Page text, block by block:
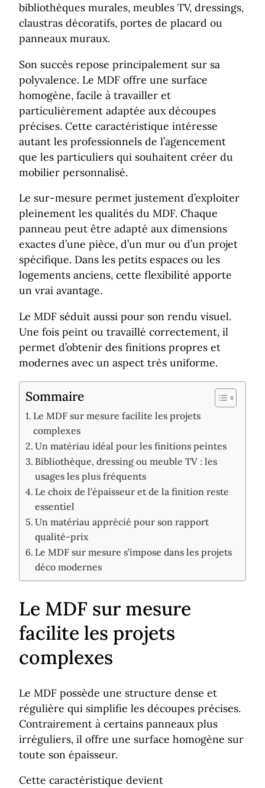
bibliothèques murales, meubles TV, dressings,
claustras décoratifs, portes de placard ou
panneaux muraux.
Son succès repose principalement sur sa
polyvalence. Le MDF offre une surface
homogène, facile à travailler et
particulièrement adaptée aux découpes
précises. Cette caractéristique intéresse
autant les professionnels de l’agencement
que les particuliers qui souhaitent créer du
mobilier personnalisé.
Le sur-mesure permet justement d’exploiter
pleinement les qualités du MDF. Chaque
panneau peut être adapté aux dimensions
exactes d’une pièce, d’un mur ou d’un projet
spécifique. Dans les petits espaces ou les
logements anciens, cette flexibilité apporte
un vrai avantage.
Le MDF séduit aussi pour son rendu visuel.
Une fois peint ou travaillé correctement, il
permet d’obtenir des finitions propres et
modernes avec un aspect très uniforme.
Sommaire
Le MDF sur mesure facilite les projets
complexes
Un matériau idéal pour les finitions peintes
Bibliothèque, dressing ou meuble TV : les
usages les plus fréquents
Le choix de l’épaisseur et de la finition reste
essentiel
Un matériau apprécié pour son rapport
qualité-prix
Le MDF sur mesure s’impose dans les projets
déco modernes
Le MDF sur mesure
facilite les projets
complexes
Le MDF possède une structure dense et
régulière qui simplifie les découpes précises.
Contrairement à certains panneaux plus
irréguliers, il offre une surface homogène sur
toute son épaisseur.
Cette caractéristique devient